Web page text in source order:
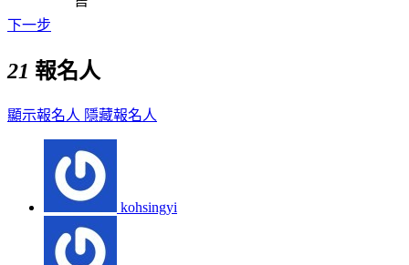
下一步
21 報名人
顯示報名人 隱藏報名人
kohsingyi